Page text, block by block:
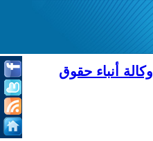
وكالة أنباء حقوق